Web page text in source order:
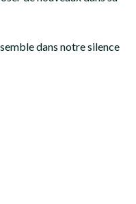
dans notre silence